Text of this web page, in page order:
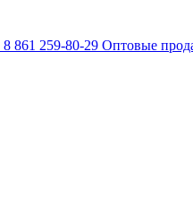
8 861 259-80-29 Оптовые